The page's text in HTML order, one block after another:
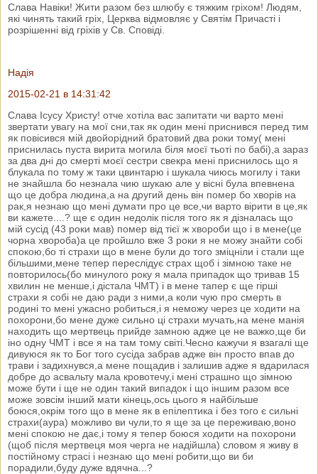
Слава Навіки! Жити разом без шлюбу є тяжким гріхом! Людям,
які чинять такий гріх, Церква відмовляє у Святім Причасті і
розрішенні від гріхів у Св. Сповіді.
Надія
2015-02-21 в 14:31:42
Слава Ісусу Христу! отче хотіла вас запитати чи варто мені
звертати увагу на мої сни,так як один мені приснився перед тим
як повісився мій двойорідний братовий два роки тому( мені
приснилась пуста вирита могила біля моєї тьоті по бабі),а зараз
за два дні до смерті моєї сестри свекра мені приснилось що я
блукала по тому ж таки цвинтарю і шукала чиюсь могилу і таки
не знайшла бо незнала чию шукаю але у вісні була впевнена
що це добра людина,а на другий день він помер бо хворів на
рак,я незнаю що мені думати про це все,чи варто вірити в це,як
ви кажете....? ще є один недолік після того як я дізналась що
мій сусід (43 роки мав) помер від тієї ж хвороби що і в мене(це
чорна хвороба)а це пройшло вже 3 роки я не можу знайти собі
спокою,бо ті страхи що в мене були до того зміцніли і стали ще
більшими,мене тепер переслідує страх щоб і зімною таке не
повторилось(бо минулого року я мала припадок що тривав 15
хвилин не менше,і дістала ЧМТ) і в мене тапер є ще гірші
страхи я собі не даю ради з ними,а коли чую про смерть в
родині то мені ужасно робиться,і я неможу через це ходити на
похорони,бо мене дуже сильно ці страхи мучать,на мене манія
находить що мертвець прийде замною адже це не важко,ще би
іно одну ЧМТ і все я на там тому світі.Чесно кажучи я взагалі ще
дивуюся як то Бог того сусіда забрав адже він просто впав до
трави і задихнувся,а мене пощадив і залишив адже я вдарилася
добре до асвальту мала кровотечу,і мені страшно що зімною
може бути і ще не один такий випадок і що іншим разом все
може зовсім інший мати кінець,ось цього я найбільше
боюся,окрім того що в мене як в епілептика і без того є сильні
страхи(аура) можливо ви чули,то я ще за це переживаю,воно
мені спокою не дає,і тому я тепер боюся ходити на похорони
(щоб після мертвеця моя черга не надійшла) словом я живу в
постійному страсі і незнаю що мені робити,що ви би
порадили,буду дуже вдячна...?